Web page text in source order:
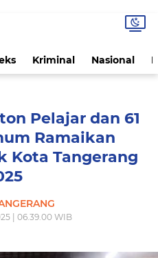
Kriminal Nasional
Pelajar dan 61
Ramaikan
Kota Tangerang
| 06.39.00 WIB